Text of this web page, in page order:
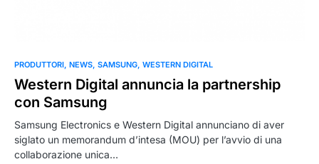
PRODUTTORI NEWS SAMSUNG WESTERN DIGITAL
Western Digital annuncia la partnership
con Samsung
Samsung Electronics e Western Digital annunciano di aver
siglato un memorandum d’intesa (MOU) per l’avvio di una
collaborazione unica…